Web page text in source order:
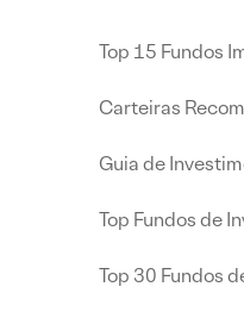
Top 15 Fundos
Carteiras
Guia de
Top Fundos de
Top 30 Fundos